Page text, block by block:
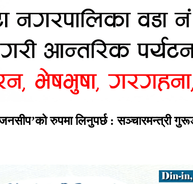
रुपमा लिनुपर्छ : सञ्चारमन्त्री